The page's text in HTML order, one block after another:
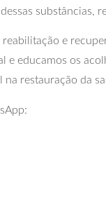
substâncias,
e
educamos os
restauração da